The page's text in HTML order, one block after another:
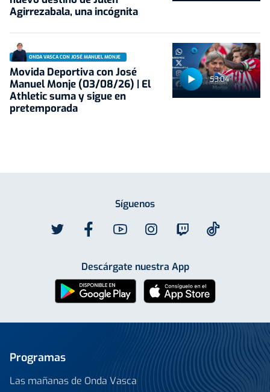
Agirrezabala, una incógnita
53:04
ONDA VASCA CON JOSÉ MANUEL MONJE
Movida Deportiva con José
Manuel Monje (03/08/26) | El
Athletic suma y sigue en
pretemporada
Síguenos
Descárgate nuestra App
Programas
Las mañanas de Onda Vasca